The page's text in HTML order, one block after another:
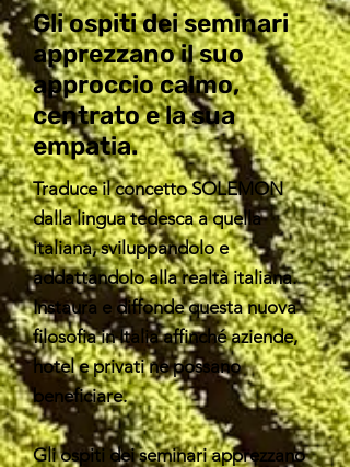
Gli ospiti dei seminari
apprezzano il suo
approccio calmo,
centrato e la sua
empatia.
Traduce il concetto SOLEMON
dalla lingua tedesca a quella
italiana, sviluppandolo e
addattandolo alla realtà italiana.
Instaura e diffonde questa nuova
filosofia in Italia affinché aziende,
hotel e privati ne possano
beneficiare.
Gli ospiti dei seminari apprezzano